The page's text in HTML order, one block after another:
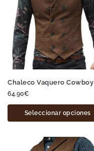
Chaleco Vaquero Cowboy
64.90€
Seleccionar opciones